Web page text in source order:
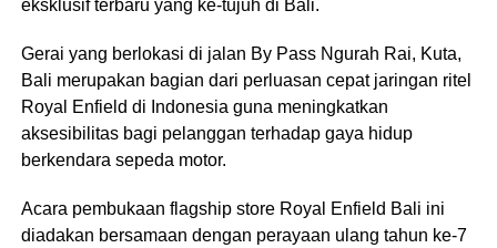
eksklusif terbaru yang ke-tujuh di Bali.
Gerai yang berlokasi di jalan By Pass Ngurah Rai, Kuta,
Bali merupakan bagian dari perluasan cepat jaringan ritel
Royal Enfield di Indonesia guna meningkatkan
aksesibilitas bagi pelanggan terhadap gaya hidup
berkendara sepeda motor.
Acara pembukaan flagship store Royal Enfield Bali ini
diadakan bersamaan dengan perayaan ulang tahun ke-7